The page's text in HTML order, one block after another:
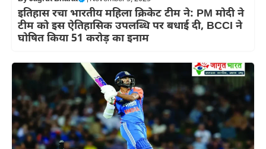
इतिहास रचा भारतीय महिला क्रिकेट टीम ने: PM मोदी ने
टीम को इस ऐतिहासिक उपलब्धि पर बधाई दी, BCCI ने
घोषित किया 51 करोड़ का इनाम